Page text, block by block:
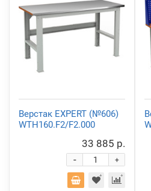
Верстак EXPERT (№606)
WTH160.F2/F2.000
33 885 р.
+
-